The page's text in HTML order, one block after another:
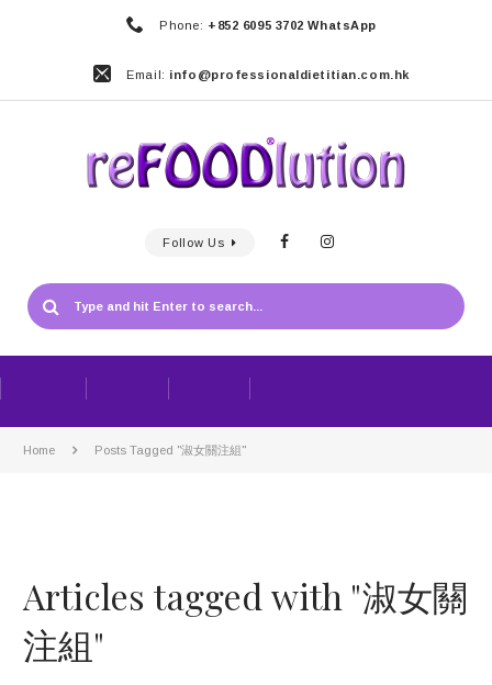
Phone: +852 6095 3702 WhatsApp
Email: info@professionaldietitian.com.hk
Follow Us
Home Posts Tagged "淑女關注組"
Articles tagged with "淑女關
注組"